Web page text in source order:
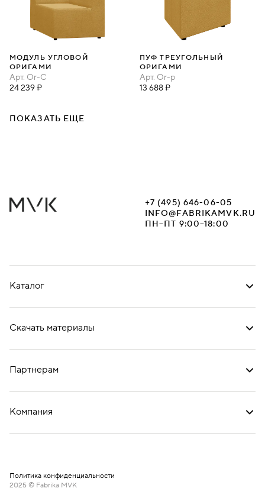
МОДУЛЬ УГЛОВОЙ
ОРИГАМИ
Арт. Or-C
24 239 ₽
ПУФ ТРЕУГОЛЬНЫЙ
ОРИГАМИ
Арт. Or-p
13 688 ₽
ПОКАЗАТЬ ЕЩЕ
+7 (495) 646-06-05
INFO@FABRIKAMVK.RU
ПН–ПТ 9:00–18:00
Каталог
Скачать материалы
Партнерам
Компания
2025 © Fabrika MVK
Политика конфиденциальности